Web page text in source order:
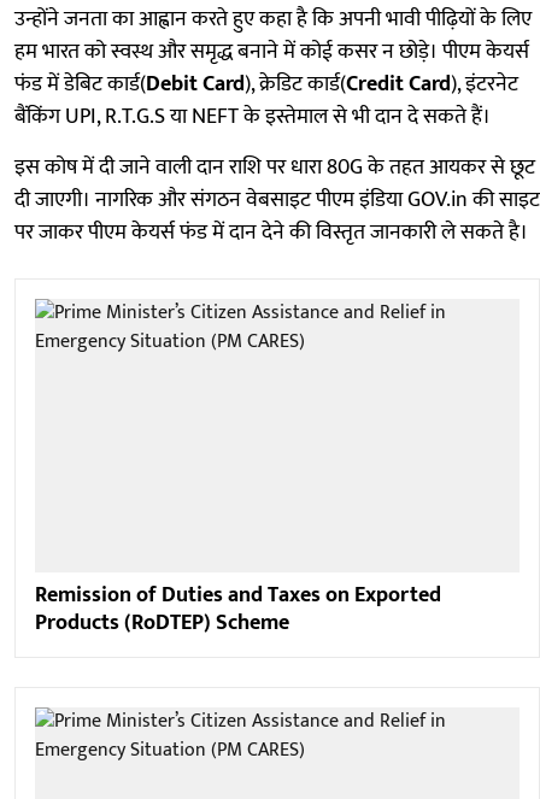
उन्होंने जनता का आह्वान करते हुए कहा है कि अपनी भावी पीढ़ियों के लिए
हम भारत को स्वस्थ और समृद्ध बनाने में कोई कसर न छोड़े। पीएम केयर्स
फंड में डेबिट कार्ड(Debit Card), क्रेडिट कार्ड(Credit Card), इंटरनेट
बैंकिंग UPI, R.T.G.S या NEFT के इस्तेमाल से भी दान दे सकते हैं।
इस कोष में दी जाने वाली दान राशि पर धारा 80G के तहत आयकर से छूट
दी जाएगी। नागरिक और संगठन वेबसाइट पीएम इंडिया GOV.in की साइट
पर जाकर पीएम केयर्स फंड में दान देने की विस्तृत जानकारी ले सकते है।
Remission of Duties and Taxes on Exported
Products (RoDTEP) Scheme